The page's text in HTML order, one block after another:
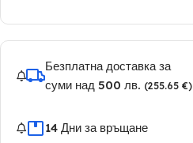
Безплатна доставка за
суми над 500 лв. (255.65 €)
14 Дни за връщане